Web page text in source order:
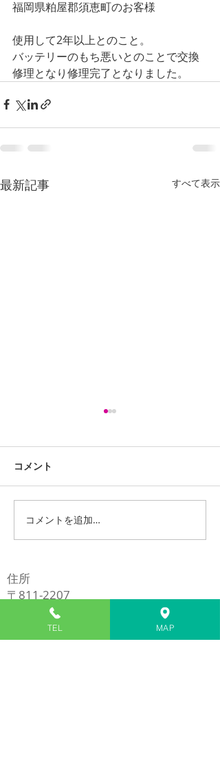
福岡県粕屋郡須恵町のお客様
使用して2年以上とのこと。
バッテリーのもち悪いとのことで交換
修理となり修理完了となりました。
最新記事 すべて表示
iPhone13ProMaxスピー
カー交換修理
コメント
コメントを追加…
住所
〒811-2207
福岡県糟屋郡志免町南里１丁目７番１
​※イオンモール福岡の近く
TEL MAP